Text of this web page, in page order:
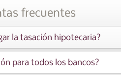
frecuentes
la tasación hipotecaria?
para todos los bancos?